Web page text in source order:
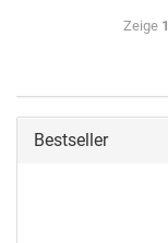
Zeige 1
Bestseller